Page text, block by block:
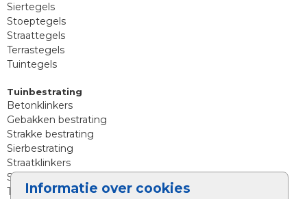
Informatie over cookies
Siertegels
Stoeptegels
Straattegels
Terrastegels
Tuintegels
Tuinbestrating
Betonklinkers
Gebakken bestrating
Strakke bestrating
Sierbestrating
Straatklinkers
Straatstenen
Trommelstenen